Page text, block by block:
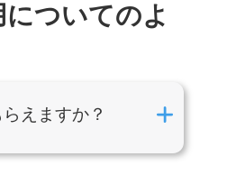
ついてのよ
えますか？